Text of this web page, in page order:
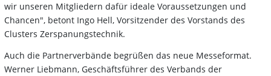
wir unseren Mitgliedern dafür ideale Voraussetzungen und
Chancen", betont Ingo Hell, Vorsitzender des Vorstands des
Clusters Zerspanungstechnik.
Auch die Partnerverbände begrüßen das neue Messeformat.
Werner Liebmann, Geschäftsführer des Verbands der